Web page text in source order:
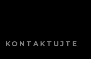
KONTAKTUJTE